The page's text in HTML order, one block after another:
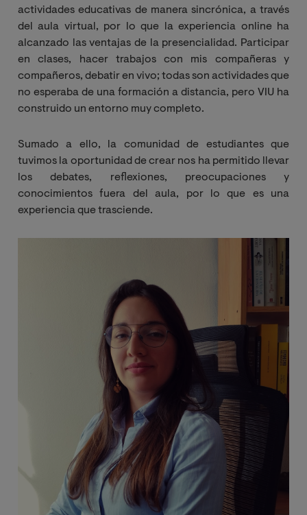
actividades educativas de manera sincrónica, a través
del aula virtual, por lo que la experiencia online ha
alcanzado las ventajas de la presencialidad. Participar
en clases, hacer trabajos con mis compañeras y
compañeros, debatir en vivo; todas son actividades que
no esperaba de una formación a distancia, pero VIU ha
construido un entorno muy completo.
Sumado a ello, la comunidad de estudiantes que
tuvimos la oportunidad de crear nos ha permitido llevar
los debates, reflexiones, preocupaciones y
conocimientos fuera del aula, por lo que es una
experiencia que trasciende.